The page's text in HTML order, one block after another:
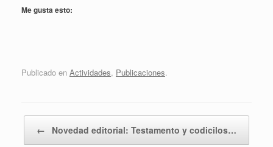
Me gusta esto:
Publicado en Actividades, Publicaciones.
← Novedad editorial: Testamento y codicilos…